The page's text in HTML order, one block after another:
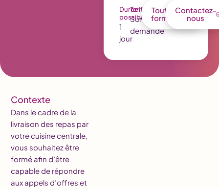
Contexte
Dans le cadre de la
livraison des repas par
votre cuisine centrale,
vous souhaitez être
formé afin d’être
capable de répondre
aux appels d’offres et
Durée
possible
1
jour
Tarif
Sur
demande
Toutes nos
formations
Contactez-
nous